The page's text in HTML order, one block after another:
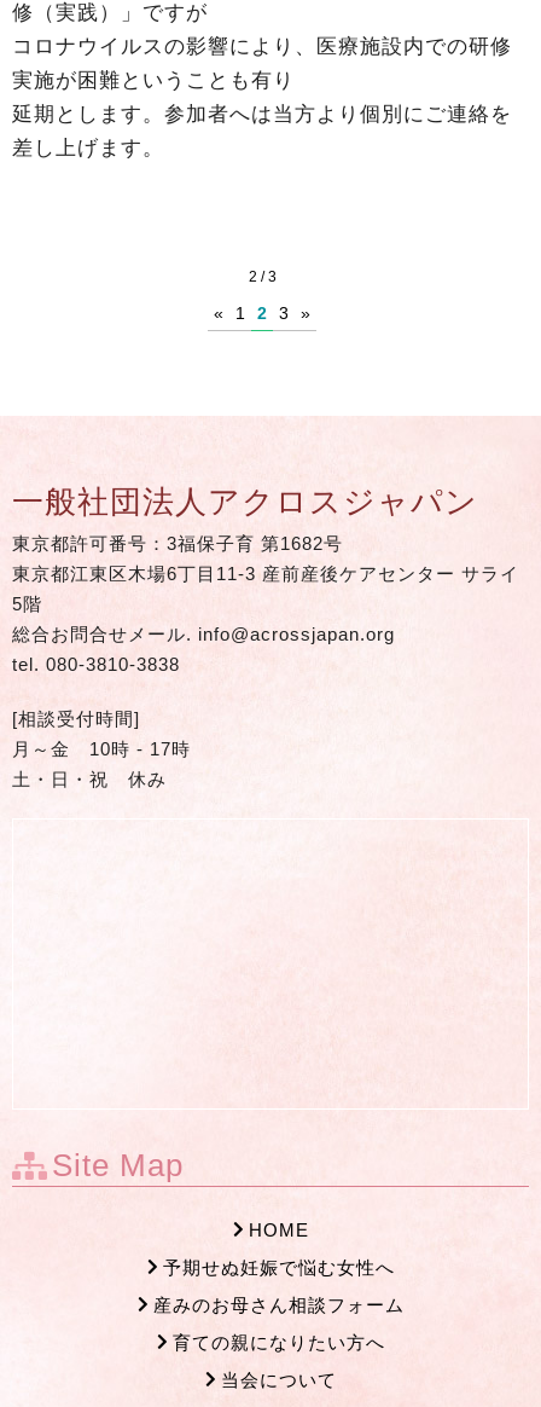
修（実践）」ですが
コロナウイルスの影響により、医療施設内での研修
実施が困難ということも有り
延期とします。参加者へは当方より個別にご連絡を
差し上げます。
2 / 3
« 1 2 3 »
一般社団法人アクロスジャパン
東京都許可番号：3福保子育 第1682号
東京都江東区木場6丁目11-3 産前産後ケアセンター サライ
5階
総合お問合せメール. info@acrossjapan.org
tel. 080-3810-3838
[相談受付時間]
月～金 10時 - 17時
土・日・祝 休み
Site Map
HOME
予期せぬ妊娠で悩む女性へ
産みのお母さん相談フォーム
育ての親になりたい方へ
当会について